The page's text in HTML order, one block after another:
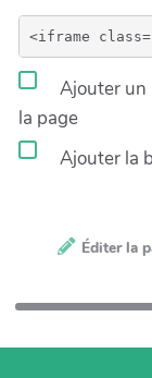
Ajouter un
la page
Ajouter la
Éditer la